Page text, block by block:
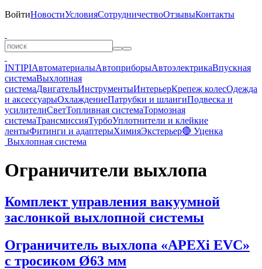
ВойтиНовостиУсловияСотрудничествоОтзывыКонтакты
INTIPIАвтоматериалыАвтоприборыАвтоэлектрикаВпускная
системаВыхлопная
системаДвигательИнструментыИнтерьерКрепеж колесОдежда
и аксессуарыОхлаждениеПатрубки и шлангиПодвеска и
усилителиСветТопливная системаТормозная
системаТрансмиссияТурбоУплотнители и клейкие
лентыФитинги и адаптерыХимияЭкстерьер🔴 Уценка
Выхлопная система
Ограничители выхлопа
Комплект управления вакуумной
заслонкой выхлопной системы
Ограничитель выхлопа «APEХi EVC»
с тросиком Ø63 мм